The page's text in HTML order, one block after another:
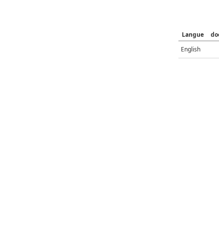
Langue
English